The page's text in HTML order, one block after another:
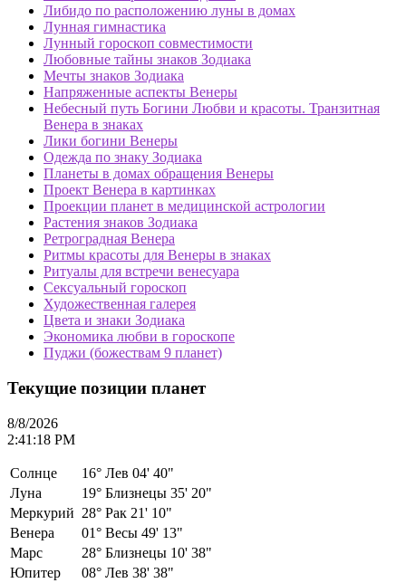
Либидо по расположению луны в домах
Лунная гимнастика
Лунный гороскоп совместимости
Любовные тайны знаков Зодиака
Мечты знаков Зодиака
Напряженные аспекты Венеры
Небесный путь Богини Любви и красоты. Транзитная
Венера в знаках
Лики богини Венеры
Одежда по знаку Зодиака
Планеты в домах обращения Венеры
Проект Венера в картинках
Проекции планет в медицинской астрологии
Растения знаков Зодиака
Ретроградная Венера
Ритмы красоты для Венеры в знаках
Ритуалы для встречи венесуара
Сексуальный гороскоп
Художественная галерея
Цвета и знаки Зодиака
Экономика любви в гороскопе
Пуджи (божествам 9 планет)
Текущие позиции планет
8/8/2026
2:41:18 PM
Солнце 16° Лев 04' 40"
Луна
19° Близнецы 35' 20"
Меркурий 28° Рак 21' 10"
Венера
01° Весы 49' 13"
Марс
28° Близнецы 10' 38"
Юпитер
08° Лев 38' 38"